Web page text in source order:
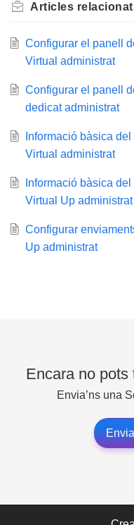
Articles
Configurar el panell
Virtual administrat
Configurar el panell
dedicat administrat
Informació bàsica
Virtual administrat
Informació bàsica
Virtual Up administrat
Configurar
Up administrat
Encara no pots
Envia’ns una